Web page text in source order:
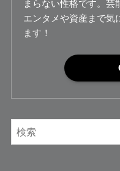
まらない性格です。芸
エンタメや資産まで気
ます！